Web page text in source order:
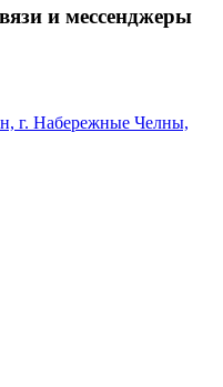
и мессенджеры
г. Набережные Челны,